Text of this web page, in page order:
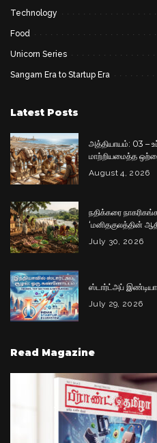
Technology
Food
Unicorn Series
Sangam Era to Startup Era
Latest Posts
அத்தியாயம்: 03 –
மாற்றியமைத்த
August 4, 2026
நதிக்கரை
‘மனிதகுலத்தின்
July 30, 2026
ஸ்டார்ட்அப்
July 29, 2026
Read Magazine